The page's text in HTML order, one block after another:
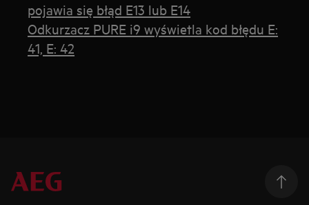
pojawia się błąd E13 lub E14
Odkurzacz PURE i9 wyświetla kod błędu E:
41, E: 42